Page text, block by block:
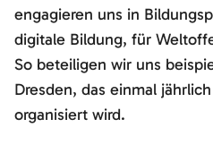
engagieren uns in
digitale Bildung, für
So beteiligen wir uns
Dresden, das einmal
organisiert wird.